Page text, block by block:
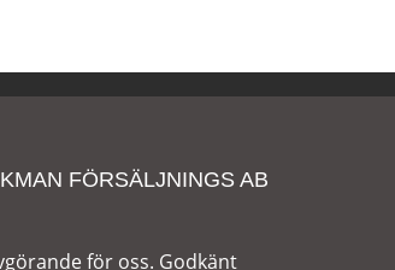
FÖRSÄLJNINGS AB
för oss. Godkänt